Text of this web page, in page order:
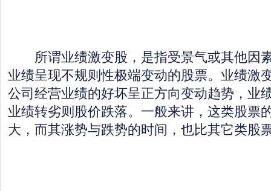
所谓业绩激变股，是指受景气或其他因
业绩呈现不规则性极端变动的股票。业绩激
公司经营业绩的好坏呈正方向变动趋势，业
业绩转劣则股价跌落。一般来讲，这类股票
大，而其涨势与跌势的时间，也比其它类股